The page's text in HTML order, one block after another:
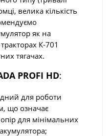
велика кількість
як на
К-701
тягачах.
PROFI HD:
для роботи
що означає
для мінімальних